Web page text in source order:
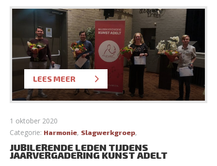
LEES MEER
1 oktober 2020
Categorie: Harmonie, Slagwerkgroep,
JUBILERENDE LEDEN TIJDENS
JAARVERGADERING KUNST ADELT